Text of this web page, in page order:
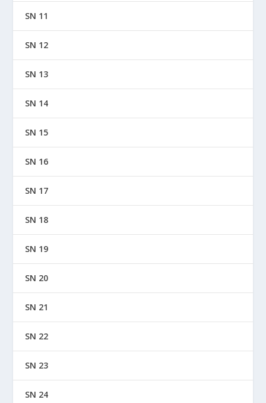
SN 11
SN 12
SN 13
SN 14
SN 15
SN 16
SN 17
SN 18
SN 19
SN 20
SN 21
SN 22
SN 23
SN 24